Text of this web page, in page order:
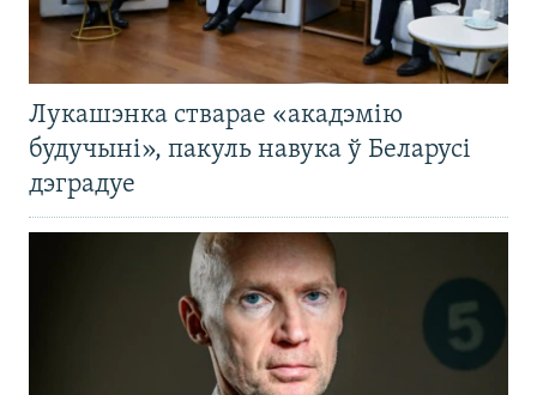
Лукашэнка стварае «акадэмію
будучыні», пакуль навука ў Беларусі
дэградуе